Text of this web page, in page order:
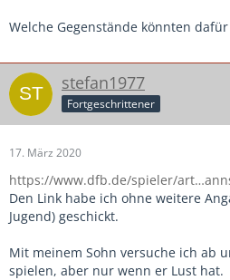
Welche Gegenstände könnten
stefan1977
Fortgeschrittener
17. März 2020
https://www.dfb.de/spieler/
Den Link habe ich ohne weitere
Jugend) geschickt.
Mit meinem Sohn versuche ich ab
spielen, aber nur wenn er Lust hat.